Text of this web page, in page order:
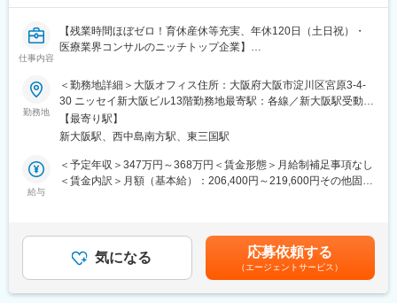
要納入先／東京大学、京都大学、大阪大学等）大学病院やナショ
ナルセンターとの共同研究と最新のテクノロジーを核に、社会に
貢献できる革新的なソフトウェアや医療機器を自社開発しており
変更の範囲：会社の定める業務
・プロジェクトの進捗管理とステークホルダーへの報告
・地域特性を考慮した歯科医院展開戦略の策定
・クラブパートナーシップの価値最大化施策の立案
・地域住民の健康意識向上に向けた施策企画
・プロジェクトKPIの設定と達成推進
・外部パートナーとの協業体制の構築
変更の範囲：会社の定める業務
仕事内容
【残業時間ほぼゼロ！育休産休等充実、年休120日（土日祝）・
医療業界コンサルのニッチトップ企業】
■業務概要：
・医療機関様の要望に応じて、Excel等のツールを用いてデータを
加工し、資料を作成
・管理者の指示の元、購買データや価格情報などを収集・整理し
ベースデータを作成したり、そこから分析用データの作成や名寄
せなどを実施
・平均的な格帯や全体の購買動向の傾向などを分析する資料を作
■会社概要：
私たちは、病院を主とした「医療機関の経営健全化」のためのコ
勤務地
＜勤務地詳細＞大阪オフィス住所：大阪府大阪市淀川区宮原3-4-
30 ニッセイ新大阪ビル13階勤務地最寄駅：各線／新大阪駅受動喫
煙対策：敷地内全面禁煙変更の範囲：会社の定める事業所
【最寄り駅】
新大阪駅、西中島南方駅、東三国駅
給与
＜予定年収＞347万円～368万円＜賃金形態＞月給制補足事項なし
＜賃金内訳＞月額（基本給）：206,400円～219,600円その他固定
与：夏季賞与・冬季賞与あり■固定手当／月：14,000円※内訳：ラ
ンチ手当（4千円）、健康増進手当（2千円）、地域手当（8千
円）賃金はあくまでも目安の金額であり、選考を通じて上下する
可能性があります。月給(月額)は固定手当を含めた表記です。
気になる 応募依頼する
（エージェントサービス）